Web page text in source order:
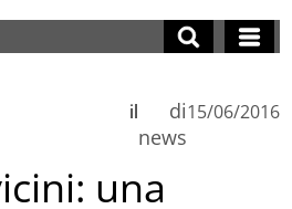
di
news
il 15/06/2016
una